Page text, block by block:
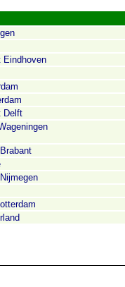
Eindhoven
Delft